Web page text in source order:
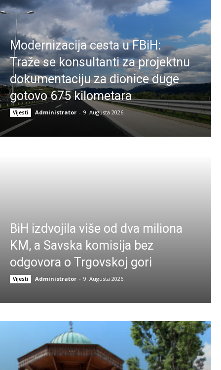
Modernizacija cesta u FBiH:
Traže se konsultanti za projektnu
dokumentaciju za dionice duge
gotovo 675 kilometara
Vijesti Administrator - 9. Augusta 2026.
BiH izdvojila više od dva miliona
KM, a Savska komisija bez
odgovora o Trgovskoj gori
Vijesti Administrator - 9. Augusta 2026.